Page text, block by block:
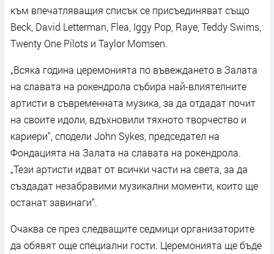
към впечатляващия списък се присъединяват също
Beck, David Letterman, Flea, Iggy Pop, Raye, Teddy Swims,
Twenty One Pilots и Taylor Momsen.
„Всяка година церемонията по въвеждането в Залата
на славата на рокендрола събира най-влиятелните
артисти в съвременната музика, за да отдадат почит
на своите идоли, вдъхновили тяхното творчество и
кариери“, сподели John Sykes, председател на
Фондацията на Залата на славата на рокендрола.
„Тези артисти идват от всички части на света, за да
създадат незабравими музикални моменти, които ще
останат завинаги“.
Очаква се през следващите седмици организаторите
да обявят още специални гости. Церемонията ще бъде